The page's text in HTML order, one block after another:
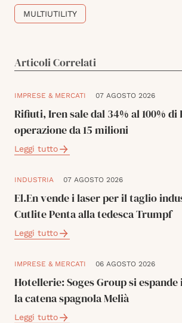
MULTIUTILITY
Articoli Correlati
IMPRESE & MERCATI 07 AGOSTO 2026
Rifiuti, Iren sale dal 34% al 100%
operazione da 15 milioni
Leggi tutto
INDUSTRIA 07 AGOSTO 2026
El.En vende i laser per il taglio
Cutlite Penta alla tedesca Trumpf
Leggi tutto
IMPRESE & MERCATI 06 AGOSTO 2026
Hotellerie: Soges Group si
la catena spagnola Melià
Leggi tutto